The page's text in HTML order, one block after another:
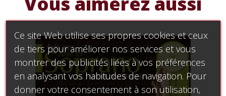
Ce site Web utilise ses propres cookies et ceux
de tiers pour améliorer nos services et vous
montrer des publicités liées à vos préférences
en analysant vos habitudes de navigation. Pour
donner votre consentement à son utilisation,